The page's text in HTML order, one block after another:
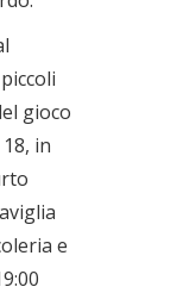
gioco
in
e